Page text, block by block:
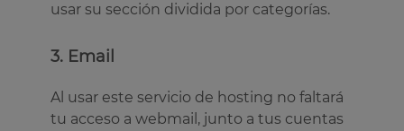
usar su sección dividida por categorías.
3. Email
Al usar este servicio de hosting no faltará
tu acceso a webmail, junto a tus cuentas